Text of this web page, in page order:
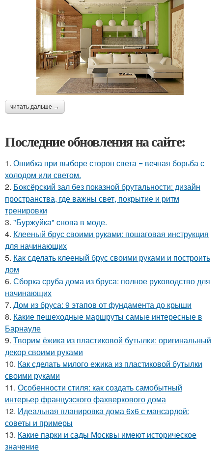
читать дальше →
Последние обновления на сайте:
1. Ошибка при выборе сторон света = вечная борьба с
холодом или светом.
2. Боксёрский зал без показной брутальности: дизайн
пространства, где важны свет, покрытие и ритм
тренировки
3. "Буржуйка" cнова в моде.
4. Клееный брус своими руками: пошаговая инструкция
для начинающих
5. Как сделать клееный брус своими руками и построить
дом
6. Сборка сруба дома из бруса: полное руководство для
начинающих
7. Дом из бруса: 9 этапов от фундамента до крыши
8. Какие пешеходные маршруты самые интересные в
Барнауле
9. Творим ёжика из пластиковой бутылки: оригинальный
декор своими руками
10. Как сделать милого ежика из пластиковой бутылки
своими руками
11. Особенности стиля: как создать самобытный
интерьер французского фахверкового дома
12. Идеальная планировка дома 6х6 с мансардой:
советы и примеры
13. Какие парки и сады Москвы имеют историческое
значение